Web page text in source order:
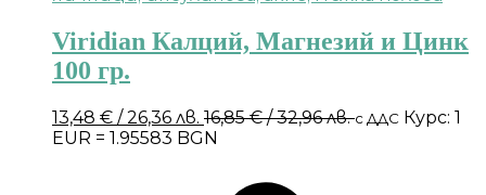
Viridian Калций, Магнезий и Цинк
100 гр.
13,48 € / 26,36 лв. 16,85€/ 32,96 лв.с ДДС Курс: 1
EUR = 1.95583 BGN